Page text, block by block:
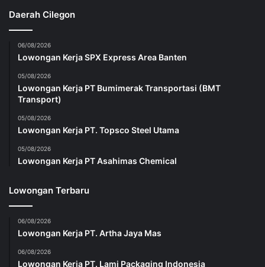
Daerah Cilegon
06/08/2026
Lowongan Kerja SPX Express Area Banten
05/08/2026
Lowongan Kerja PT Bumimerak Transportasi (BMT
Transport)
05/08/2026
Lowongan Kerja PT. Topsco Steel Utama
05/08/2026
Lowongan Kerja PT Asahimas Chemical
Lowongan Terbaru
06/08/2026
Lowongan Kerja PT. Artha Jaya Mas
06/08/2026
Lowongan Kerja PT. Lami Packaging Indonesia